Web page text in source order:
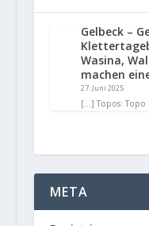
Gelbeck –
Wasina,
machen
27. Juni 2025
[…] Topos:
META